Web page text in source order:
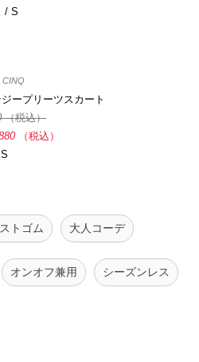
/ S
CINQ
ープリーツスカート
（税込）
（税込）
トゴム 大人コーデ
オンオフ兼用 シーズンレス